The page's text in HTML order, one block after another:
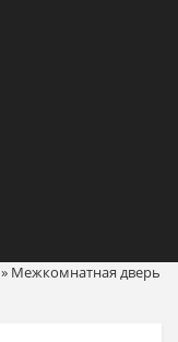
» Межкомнатная дверь